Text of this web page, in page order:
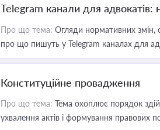
Telegram канали для адвокатів:
Про що тема: Огляди нормативних змін,
про що пишуть у Telegram каналах для
Конституційне провадження
Про що тема: Тема охоплює порядок
ухвалення актів і формування правових